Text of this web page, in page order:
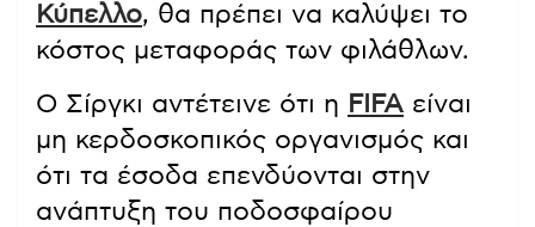
Κύπελλο, θα πρέπει να καλύψει το
κόστος μεταφοράς των φιλάθλων.
Ο Σίργκι αντέτεινε ότι η FIFA είναι
μη κερδοσκοπικός οργανισμός και
ότι τα έσοδα επενδύονται στην
ανάπτυξη του ποδοσφαίρου